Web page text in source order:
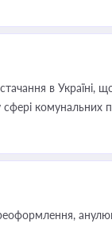
в Україні,
комунальних